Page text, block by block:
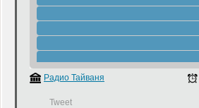
Радио Тайваня
Tweet